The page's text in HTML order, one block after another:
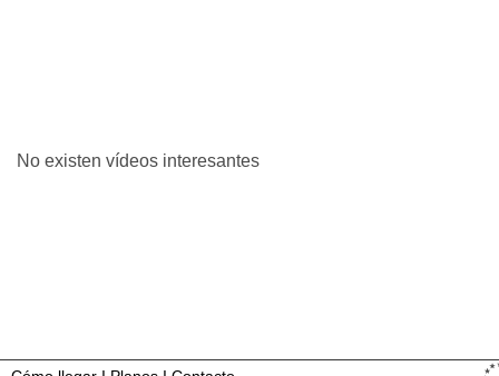
No existen vídeos interesantes